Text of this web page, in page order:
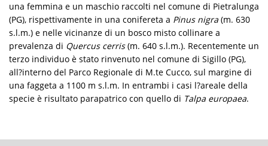
una femmina e un maschio raccolti nel comune di Pietralunga
(PG), rispettivamente in una conifereta a Pinus nigra (m. 630
s.l.m.) e nelle vicinanze di un bosco misto collinare a
prevalenza di Quercus cerris(m. 640 s.l.m.). Recentemente un
terzo individuo è stato rinvenuto nel comune di Sigillo (PG),
all?interno del Parco Regionale di M.te Cucco, sul margine di
una faggeta a 1100 m s.l.m. In entrambi i casi l?areale della
specie è risultato parapatrico con quello di Talpa europaea.